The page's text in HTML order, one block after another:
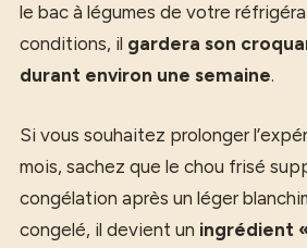
le bac à légumes de votre
conditions, il gardera son
durant environ une semaine.
Si vous souhaitez prolonger
mois, sachez que le chou frisé
congélation après un léger
congelé, il devient un ingrédient